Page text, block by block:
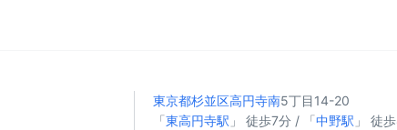
東京都杉並区高円寺南5丁目14-20
「東高円寺駅 」 徒歩7分 / 「中野駅 」 徒